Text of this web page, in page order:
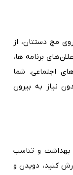
مچ دستتان، از
برنامه ها،
اجتماعی. شما
نیاز به بیرون
بهداشت و تناسب
کنید، دویدن و